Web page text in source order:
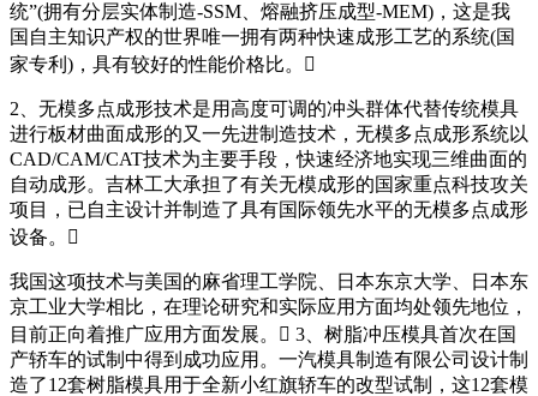
统”(拥有分层实体制造-SSM、熔融挤压成型-MEM)，这是我
国自主知识产权的世界唯一拥有两种快速成形工艺的系统(国
家专利)，具有较好的性能价格比。
2、无模多点成形技术是用高度可调的冲头群体代替传统模具
进行板材曲面成形的又一先进制造技术，无模多点成形系统以
CAD/CAM/CAT技术为主要手段，快速经济地实现三维曲面的
自动成形。吉林工大承担了有关无模成形的国家重点科技攻关
项目，已自主设计并制造了具有国际领先水平的无模多点成形
设备。
我国这项技术与美国的麻省理工学院、日本东京大学、日本东
京工业大学相比，在理论研究和实际应用方面均处领先地位，
目前正向着推广应用方面发展。 3、树脂冲压模具首次在国
产轿车的试制中得到成功应用。一汽模具制造有限公司设计制
造了12套树脂模具用于全新小红旗轿车的改型试制，这12套模